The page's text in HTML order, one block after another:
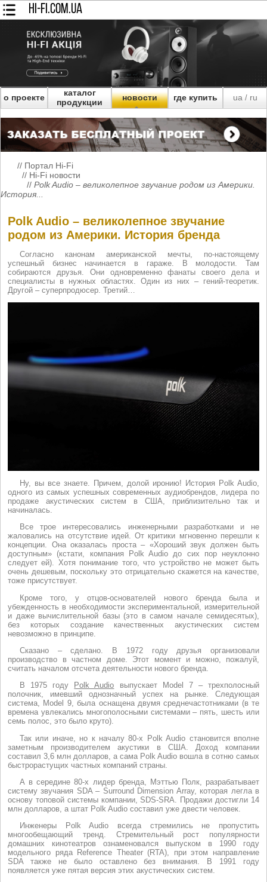
HI-FI.COM.UA
о проекте
каталог
продукции
новости где купить ua/ ru
// Портал Hi-Fi
// Hi-Fi новости
// Polk Audio – великолепное звучание родом из Америки.
История...
Polk Audio – великолепное звучание
родом из Америки. История бренда
Согласно канонам американской мечты, по-настоящему
успешный бизнес начинается в гараже. В молодости. Там
собираются друзья. Они одновременно фанаты своего дела и
специалисты в нужных областях. Один из них – гений-теоретик.
Другой – суперпродюсер. Третий…
Ну, вы все знаете. Причем, долой иронию! История Polk Audio,
одного из самых успешных современных аудиобрендов, лидера по
продаже акустических систем в США, приблизительно так и
начиналась.
Все трое интересовались инженерными разработками и не
жаловались на отсутствие идей. От критики мгновенно перешли к
концепции. Она оказалась проста – «Хороший звук должен быть
доступным» (кстати, компания Polk Audio до сих пор неуклонно
следует ей). Хотя понимание того, что устройство не может быть
очень дешевым, поскольку это отрицательно скажется на качестве,
тоже присутствует.
Кроме того, у отцов-основателей нового бренда была и
убежденность в необходимости экспериментальной, измерительной
и даже вычислительной базы (это в самом начале семидесятых),
без которых создание качественных акустических систем
невозможно в принципе.
Сказано – сделано. В 1972 году друзья организовали
производство в частном доме. Этот момент и можно, пожалуй,
считать началом отсчета деятельности нового бренда.
В 1975 году
Polk Audio выпускает Model 7 – трехполосный
полочник, имевший однозначный успех на рынке. Следующая
система, Model 9, была оснащена двумя среднечастотниками (в те
времена увлекались многополосными системами – пять, шесть или
семь полос, это было круто).
Так или иначе, но к началу 80-х Polk Audio становится вполне
заметным производителем акустики в США. Доход компании
составил 3,6 млн долларов, а сама Polk Audio вошла в сотню самых
быстрорастущих частных компаний страны.
А в середине 80-х лидер бренда, Мэттью Полк, разрабатывает
систему звучания SDA – Surround Dimension Array, которая легла в
основу топовой системы компании, SDS-SRA. Продажи достигли 14
млн долларов, а штат Polk Audio составил уже двести человек.
Инженеры Polk Audio всегда стремились не пропустить
многообещающий тренд. Стремительный рост популярности
домашних кинотеатров ознаменовался выпуском в 1990 году
модельного ряда Reference Theater (RTA), при этом направление
SDA также не было оставлено без внимания. В 1991 году
появляется уже пятая версия этих акустических систем.